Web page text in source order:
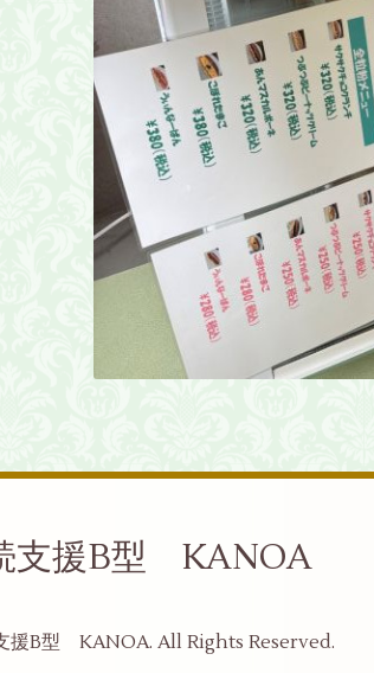
支援B型 KANOA
援B型 KANOA. All Rights Reserved.